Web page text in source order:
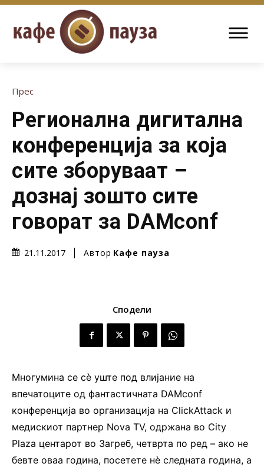
Прес
Регионална дигитална
конференција за која
сите зборуваат –
дознај зошто сите
говорат за DAMconf
21.11.2017 Автор Кафе пауза
Сподели
Многумина се сѐ уште под влијание на
впечатоците од фантастичната DAMconf
конференција во организација на ClickAttack и
медискиот партнер Nova TV, одржана во City
Plaza центарот во Загреб, четврта по ред – ако не
бевте оваа година, посетете нѐ следната година, а